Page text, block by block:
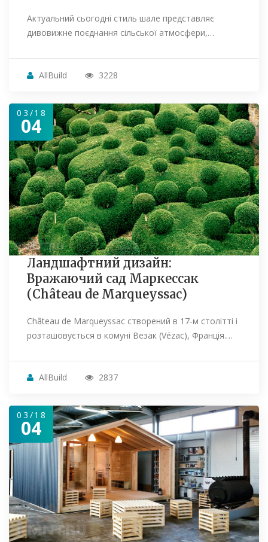
Актуальний сьогодні стиль шале представляє
дивовижне поєднання сільської атмосфери,…
AllBuild 3228
03/18
04
Ландшафтний дизайн:
Вражаючий сад Маркессак
(Château de Marqueyssac)
Château de Marqueyssac створений в 17-м столітті і
розташовується в комуні Везак (Vézac), Франція.…
AllBuild 2837
03/18
04